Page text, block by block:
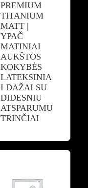
PREMIUM
TITANIUM
MATT |
YPAČ
MATINIAI
AUKŠTOS
KOKYBĖS
LATEKSINIA
I DAŽAI SU
DIDESNIU
ATSPARUMU
TRINČIAI